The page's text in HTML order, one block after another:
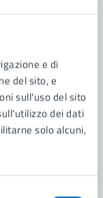
e di
del sito, e
sull'uso del sito
dei dati
solo alcuni,